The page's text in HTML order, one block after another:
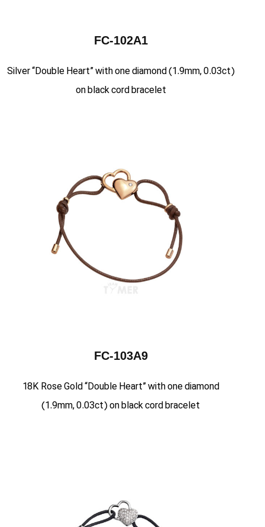
FC-102A1
Silver “Double Heart” with one diamond (1.9mm, 0.03ct)
on black cord bracelet
FC-103A9
18K Rose Gold “Double Heart” with one diamond
(1.9mm, 0.03ct) on black cord bracelet